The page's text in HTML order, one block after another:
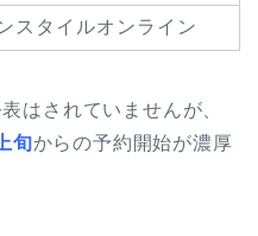
スタイルオンライン
はされていませんが、
旬からの予約開始が濃厚